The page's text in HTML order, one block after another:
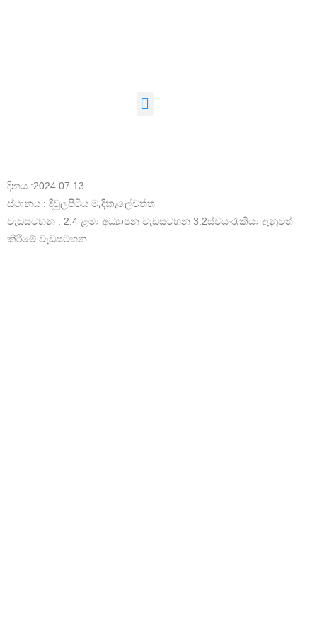
දිනය :2024.07.13
ස්ථානය : දිවුලපිටිය මැදිකැලේවත්ත
වැඩසටහන : 2.4 ළමා අධ්‍යාපන වැඩසටහන 3.2ස්වයංරැකියා දැනුවත්
කිරීමේ වැඩසටහන